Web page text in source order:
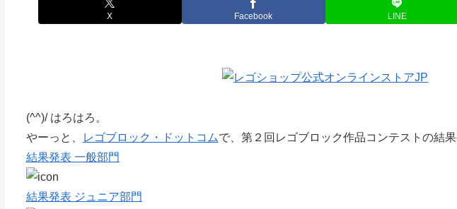
X Facebook LINE
(^^)/ はろはろ。
やーっと、
レゴブロック・ドットコムで、第２回レゴブロック作品コンテストの結果
結果発表 一般部門
結果発表 ジュニア部門